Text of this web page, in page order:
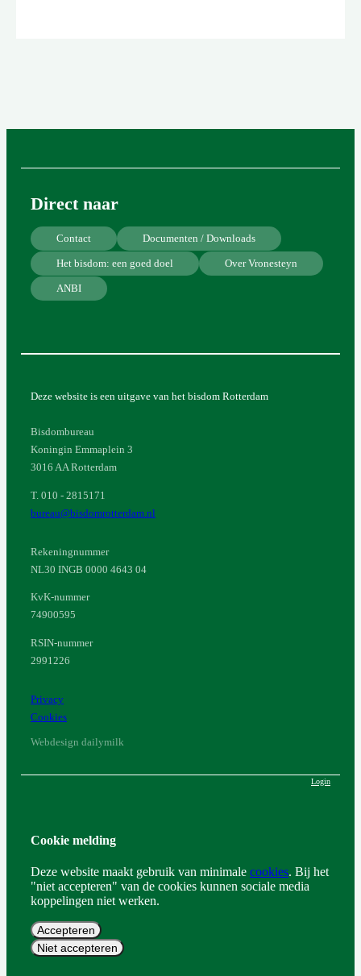
Direct naar
Contact Documenten / Downloads
Het bisdom: een goed doel Over Vronesteyn
ANBI
Deze website is een uitgave van het bisdom Rotterdam
Bisdombureau
Koningin Emmaplein 3
3016 AA Rotterdam
T. 010 - 2815171
bureau@bisdomrotterdam.nl
Rekeningnummer
NL30 INGB 0000 4643 04
KvK-nummer
74900595
RSIN-nummer
2991226
Privacy
Cookies
Webdesign dailymilk
Login
Cookie melding
Deze website maakt gebruik van minimale cookies. Bij het
"niet accepteren" van de cookies kunnen sociale media
koppelingen niet werken.